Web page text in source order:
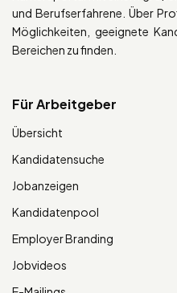
und Berufserfahrene. Über
Möglichkeiten, geeignete
Bereichen zu finden.
Für Arbeitgeber
Übersicht
Kandidatensuche
Jobanzeigen
Kandidatenpool
Employer Branding
Jobvideos